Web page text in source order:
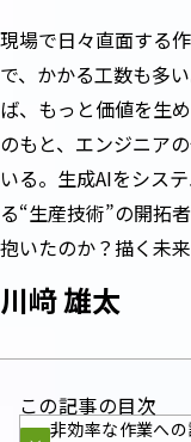
現場で日々直面する
で、かかる工数も多
ば、もっと価値を生
のもと、エンジニア
いる。生成AIをシス
る“生産技術”の開拓
抱いたのか？描く未
川﨑 雄太
この記事の目次
非効率な作業への